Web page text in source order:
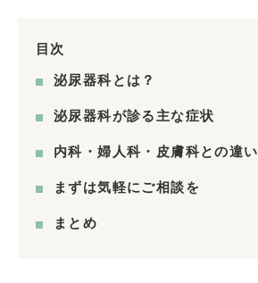
目次
泌尿器科とは？
泌尿器科が診る主な症状
内科・婦人科・皮膚科との違い
まずは気軽にご相談を
まとめ